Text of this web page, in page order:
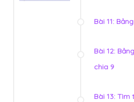
Bài 11:
Bài 12:
chia 9
Bài 13: